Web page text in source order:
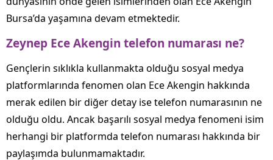
Bursa’da yaşamına devam etmektedir.
Zeynep Ece Akengin telefon numarası ne?
Gençlerin sıklıkla kullanmakta olduğu sosyal medya
platformlarında fenomen olan Ece Akengin hakkında
merak edilen bir diğer detay ise telefon numarasının ne
olduğu oldu. Ancak başarılı sosyal medya fenomeni isim
herhangi bir platformda telefon numarası hakkında bir
paylaşımda bulunmamaktadır.